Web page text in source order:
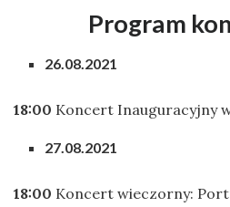
Program
26.08.2021
18:00 Koncert Inauguracyjny
27.08.2021
18:00 Koncert wieczorny: